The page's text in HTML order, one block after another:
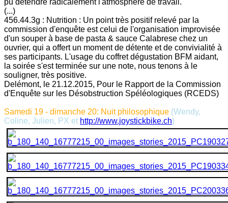
(...)
456.44.3g : Nutrition : Un point très positif relevé par la
commission d'enquête est celui de l'organisation improvisée
d'un souper à base de pasta & sauce Calabrese chez un
ouvrier, qui a offert un moment de détente et de convivialité à
ses participants. L'usage du coffret dégustation BFM aidant,
la soirée s'est terminée sur une note, nous tenons à le
souligner, très positive.
Delémont, le 21.12.2015, Pour le Rapport de la Commission
d'Enquête sur les Désobstruction Spéléologiques (RCEDS)
Samedi 19 - dimanche 20: Nuit philosophique (Wendy,
Coline, Julien, PX et http://www.joystickbike.ch)